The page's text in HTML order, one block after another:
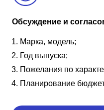
Обсуждение и
Марка, модель;
Год выпуска;
Пожелания по
Планирование